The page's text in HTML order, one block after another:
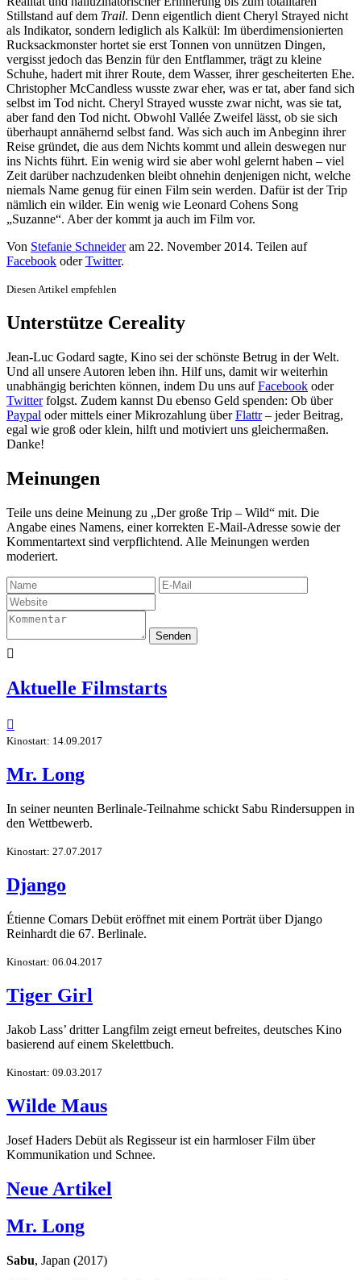
Stillstand auf dem Trail. Denn eigentlich dient Cheryl Strayed nicht
als Indikator, sondern lediglich als Kalkül: Im überdimensionierten
Rucksackmonster hortet sie erst Tonnen von unnützen Dingen,
vergisst jedoch das Benzin für den Entflammer, trägt zu kleine
Schuhe, hadert mit ihrer Route, dem Wasser, ihrer gescheiterten Ehe.
Christopher McCandless wusste zwar eher, was er tat, aber fand sich
selbst im Tod nicht. Cheryl Strayed wusste zwar nicht, was sie tat,
aber fand den Tod nicht. Obwohl Vallée Zweifel lässt, ob sie sich
überhaupt annähernd selbst fand. Was sich auch im Anbeginn ihrer
Reise gründet, die aus dem Nichts kommt und allein deswegen nur
ins Nichts führt. Ein wenig wird sie aber wohl gelernt haben – viel
Zeit darüber nachzudenken bleibt ohnehin denjenigen nicht, welche
niemals Name genug für einen Film sein werden. Dafür ist der Trip
nämlich ein wilder. Ein wenig wie Leonard Cohens Song
„Suzanne“. Aber der kommt ja auch im Film vor.
Von Stefanie Schneideram 22. November 2014. Teilen auf
Facebook oderTwitter.
Diesen Artikel empfehlen
Unterstütze Cereality
Jean-Luc Godard sagte, Kino sei der schönste Betrug in der Welt.
Und all unsere Autoren leben ihn. Hilf uns, damit wir weiterhin
unabhängig berichten können, indem Du uns aufFacebook oder
Twitterfolgst. Zudem kannst Du ebenso Geld spenden: Ob über
Paypal oder mittels einer Mikrozahlung überFlattr– jeder Beitrag,
egal wie groß oder klein, hilft und motiviert uns gleichermaßen.
Danke!
Meinungen
Teile uns deine Meinung zu „Der große Trip – Wild“ mit. Die
Angabe eines Namens, einer korrekten E-Mail-Adresse sowie der
Kommentartext sind verpflichtend. Alle Meinungen werden
moderiert.
Senden

Aktuelle Filmstarts

Kinostart: 14.09.2017
Mr. Long
In seiner neunten Berlinale-Teilnahme schickt Sabu Rindersuppen in
den Wettbewerb.
Kinostart: 27.07.2017
Django
Étienne Comars Debüt eröffnet mit einem Porträt über Django
Reinhardt die 67. Berlinale.
Kinostart: 06.04.2017
Tiger Girl
Jakob Lass’ dritter Langfilm zeigt erneut befreites, deutsches Kino
basierend auf einem Skelettbuch.
Kinostart: 09.03.2017
Wilde Maus
Josef Haders Debüt als Regisseur ist ein harmloser Film über
Kommunikation und Schnee.
Neue Artikel
Mr. Long
Sabu, Japan (2017)